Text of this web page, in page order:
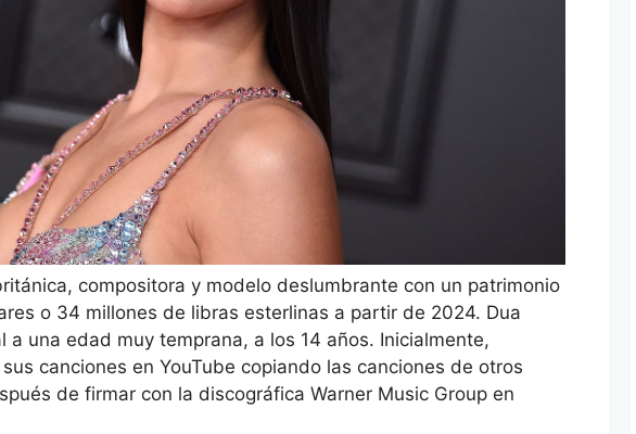
compositora y modelo deslumbrante con un patrimonio
o 34 millones de libras esterlinas a partir de 2024. Dua
a una edad muy temprana, a los 14 años. Inicialmente,
canciones en YouTube copiando las canciones de otros
de firmar con la discográfica Warner Music Group en